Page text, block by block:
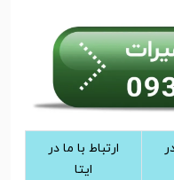
ارتباط با ما در
ایتا